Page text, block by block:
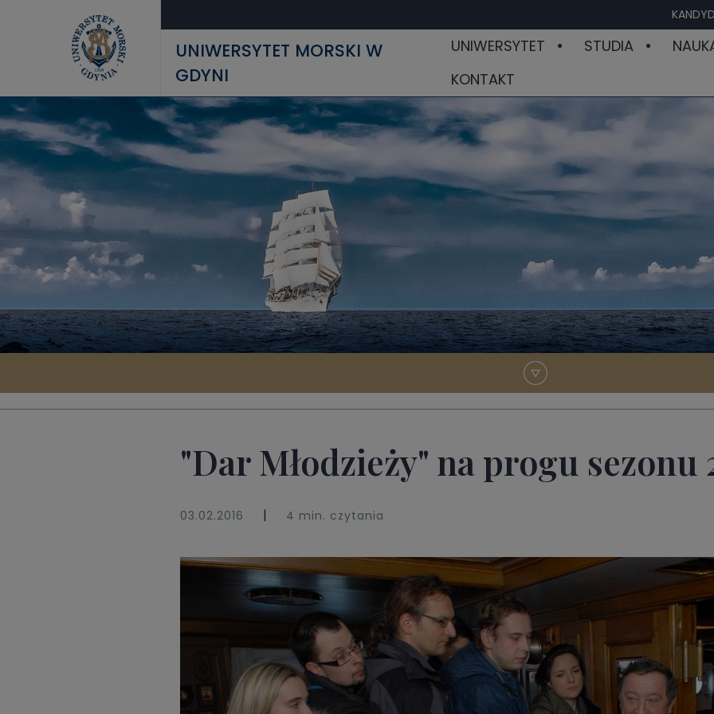
UNIWERSYTET MORSKI W
GDYNI
UNIWERSYTET STUDIA
KONTAKT
"Dar Młodzieży" na progu sezonu
03.02.2016 | 4 min. czytania